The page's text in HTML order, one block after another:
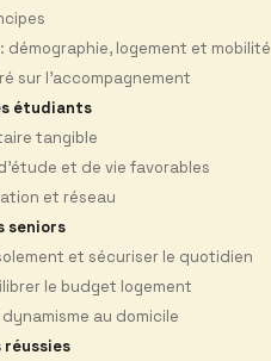
démographie, logement et mobilité
sur l’accompagnement
étudiants
tangible
et de vie favorables
et réseau
seniors
et sécuriser le quotidien
le budget logement
au domicile